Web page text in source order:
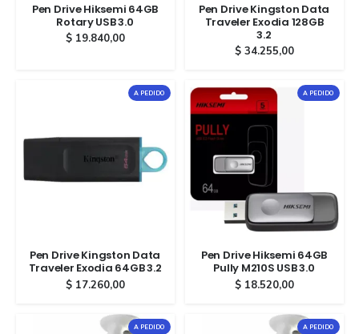
Pen Drive Hiksemi 64GB
Rotary USB 3.0
$19.840,00
Pen Drive Kingston Data
Traveler Exodia 128GB
3.2
$34.255,00
A PEDIDO
Pen Drive Kingston Data
Traveler Exodia 64GB 3.2
$17.260,00
A PEDIDO
Pen Drive Hiksemi 64GB
Pully M210S USB 3.0
$18.520,00
A PEDIDO A PEDIDO